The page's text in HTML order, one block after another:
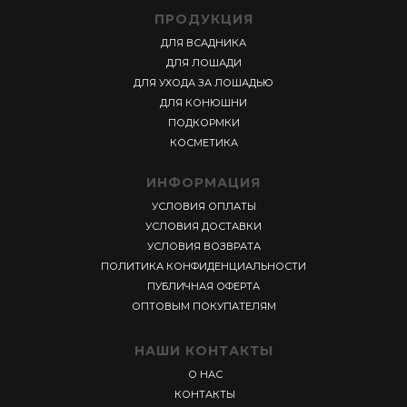
ПРОДУКЦИЯ
ДЛЯ ВСАДНИКА
ДЛЯ ЛОШАДИ
ДЛЯ УХОДА ЗА ЛОШАДЬЮ
ДЛЯ КОНЮШНИ
ПОДКОРМКИ
КОСМЕТИКА
ИНФОРМАЦИЯ
УСЛОВИЯ ОПЛАТЫ
УСЛОВИЯ ДОСТАВКИ
УСЛОВИЯ ВОЗВРАТА
ПОЛИТИКА КОНФИДЕНЦИАЛЬНОСТИ
ПУБЛИЧНАЯ ОФЕРТА
ОПТОВЫМ ПОКУПАТЕЛЯМ
НАШИ КОНТАКТЫ
О НАС
КОНТАКТЫ